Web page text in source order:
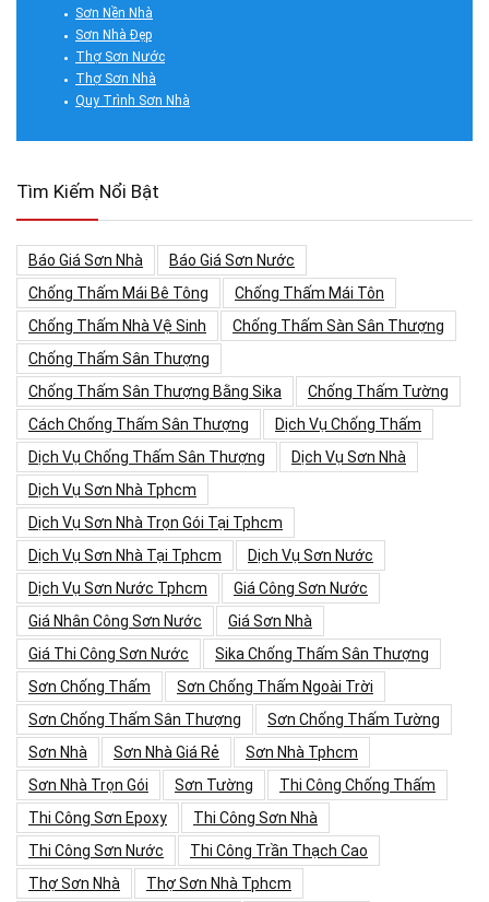
Sơn Nền Nhà
Sơn Nhà Đẹp
Thợ Sơn Nước
Thợ Sơn Nhà
Quy Trình Sơn Nhà
Tìm Kiếm Nổi Bật
Báo Giá Sơn Nhà
Báo Giá Sơn Nước
Chống Thấm Mái Bê Tông
Chống Thấm Mái Tôn
Chống Thấm Nhà Vệ Sinh
Chống Thấm Sàn Sân Thượng
Chống Thấm Sân Thượng
Chống Thấm Sân Thượng Bằng Sika
Chống Thấm Tường
Cách Chống Thấm Sân Thượng
Dịch Vụ Chống Thấm
Dịch Vụ Chống Thấm Sân Thượng
Dịch Vụ Sơn Nhà
Dịch Vụ Sơn Nhà Tphcm
Dịch Vụ Sơn Nhà Trọn Gói Tại Tphcm
Dịch Vụ Sơn Nhà Tại Tphcm
Dịch Vụ Sơn Nước
Dịch Vụ Sơn Nước Tphcm
Giá Công Sơn Nước
Giá Nhân Công Sơn Nước
Giá Sơn Nhà
Giá Thi Công Sơn Nước
Sika Chống Thấm Sân Thượng
Sơn Chống Thấm
Sơn Chống Thấm Ngoài Trời
Sơn Chống Thấm Sân Thượng
Sơn Chống Thấm Tường
Sơn Nhà
Sơn Nhà Giá Rẻ
Sơn Nhà Tphcm
Sơn Nhà Trọn Gói
Sơn Tường
Thi Công Chống Thấm
Thi Công Sơn Epoxy
Thi Công Sơn Nhà
Thi Công Sơn Nước
Thi Công Trần Thạch Cao
Thợ Sơn Nhà
Thợ Sơn Nhà Tphcm